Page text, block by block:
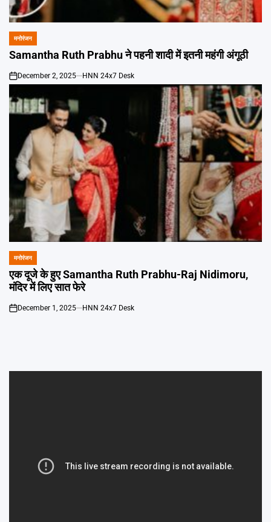
POSTED
IN
मनोरंजन
Samantha Ruth Prabhu ने पहनी शादी में इतनी महंगी अंगूठी
on
December 2, 2025 HNN 24x7 Desk
POSTED
IN
मनोरंजन
एक दूजे के हुए Samantha Ruth Prabhu-Raj Nidimoru,
मंदिर में लिए सात फेरे
on
December 1, 2025 HNN 24x7 Desk